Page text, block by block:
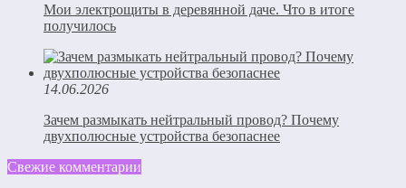
Мои электрощиты в деревянной даче. Что в итоге
получилось
14.06.2026
Зачем размыкать нейтральный провод? Почему
двухполюсные устройства безопаснее
Свежие комментарии